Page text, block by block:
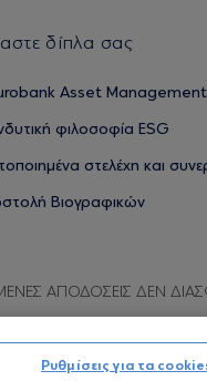
δίπλα σας
Asset
φιλοσοφία ESG
στελέχη και
Βιογραφικών
ΑΠΟΔΟΣΕΙΣ ΔΕΝ
Ρυθμίσεις για τα